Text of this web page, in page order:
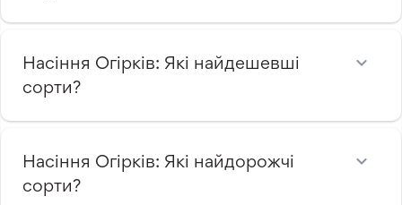
Насіння Огірків: Які найдешевші
сорти?
Насіння Огірків: Які найдорожчі
сорти?